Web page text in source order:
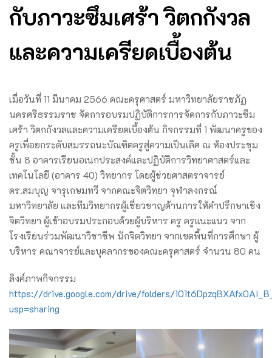
กับภาวะซึมเศร้า วิตกกังวล
และความเครียดเบื้องต้น
เมื่อวันที่ 11 มีนาคม 2566 คณะครุศาสตร์ มหาวิทยาลัยราชภัฏ
นครศรีธรรมราช จัดการอบรมปฏิบัติการการจัดการกับภาวะซึม
เศร้า วิตกกังวลและความเครียดเบื้องต้น กิจกรรมที่ 1 พัฒนาครูของ
ครูเพื่อยกระดับสมรรถนะบัณฑิตครูสู่ความเป็นเลิศ ณ ห้องประชุม
ชั้น 8 อาคารเรียนอเนกประสงค์และปฏิบัติการวิทยาศาสตร์และ
เทคโนโลยี (อาคาร 40) วิทยากร โดยผู้ช่วยศาสตราจารย์
ดร.สมบุญ จารุเกษมทวี จากคณะจิตวิทยา จุฬาลงกรณ์
มหาวิทยาลัย และทีมวิทยากรผู้เชี่ยวชาญด้านการให้คำปรึกษาเชิง
จิตวิทยา ผู้เข้าอบรมประกอบด้วยผู้บริหาร ครู ครูแนะแนว จาก
โรงเรียนร่วมพัฒนาวิชาชีพ นักจิตวิทยา จากเขตพื้นที่การศึกษา ผู้
บริหาร คณาจารย์และบุคลากรของคณะครุศาสตร์ จำนวน 80 คน
ลิงค์ภาพกิจกรรม
https://drive.google.com/drive/folders/
usp=sharing